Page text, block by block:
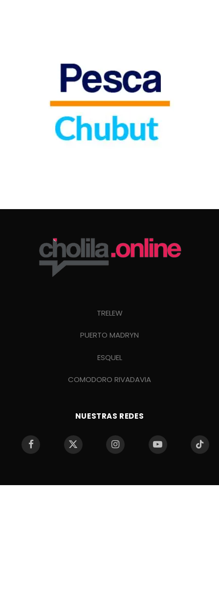
TRELEW
PUERTO MADRYN
ESQUEL
COMODORO RIVADAVIA
NUESTRAS REDES
Facebook
X
Instagram YouTube